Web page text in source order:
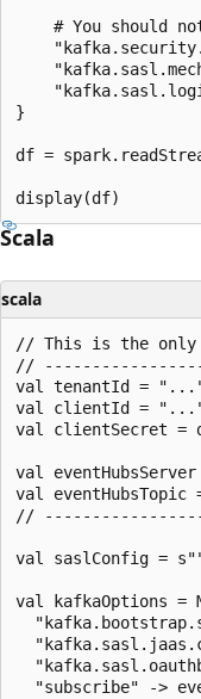
# You should
}
df =
Scala
scala
// This is the only
//
val tenantId =
val clientId =
val clientSecret =
val
val
//
val saslConfig =
val kafkaOptions =
"subscribe" ->